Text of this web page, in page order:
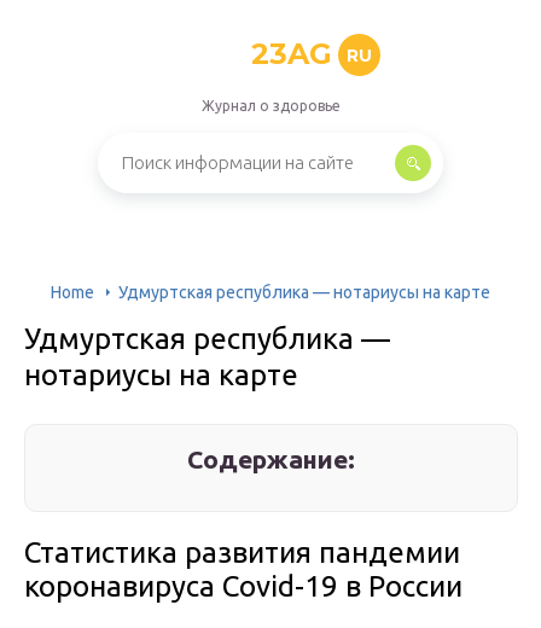
23AG RU
Журнал о здоровье
Home Удмуртская республика — нотариусы на карте
Удмуртская республика —
нотариусы на карте
Содержание:
Статистика развития пандемии
коронавируса Covid-19 в России